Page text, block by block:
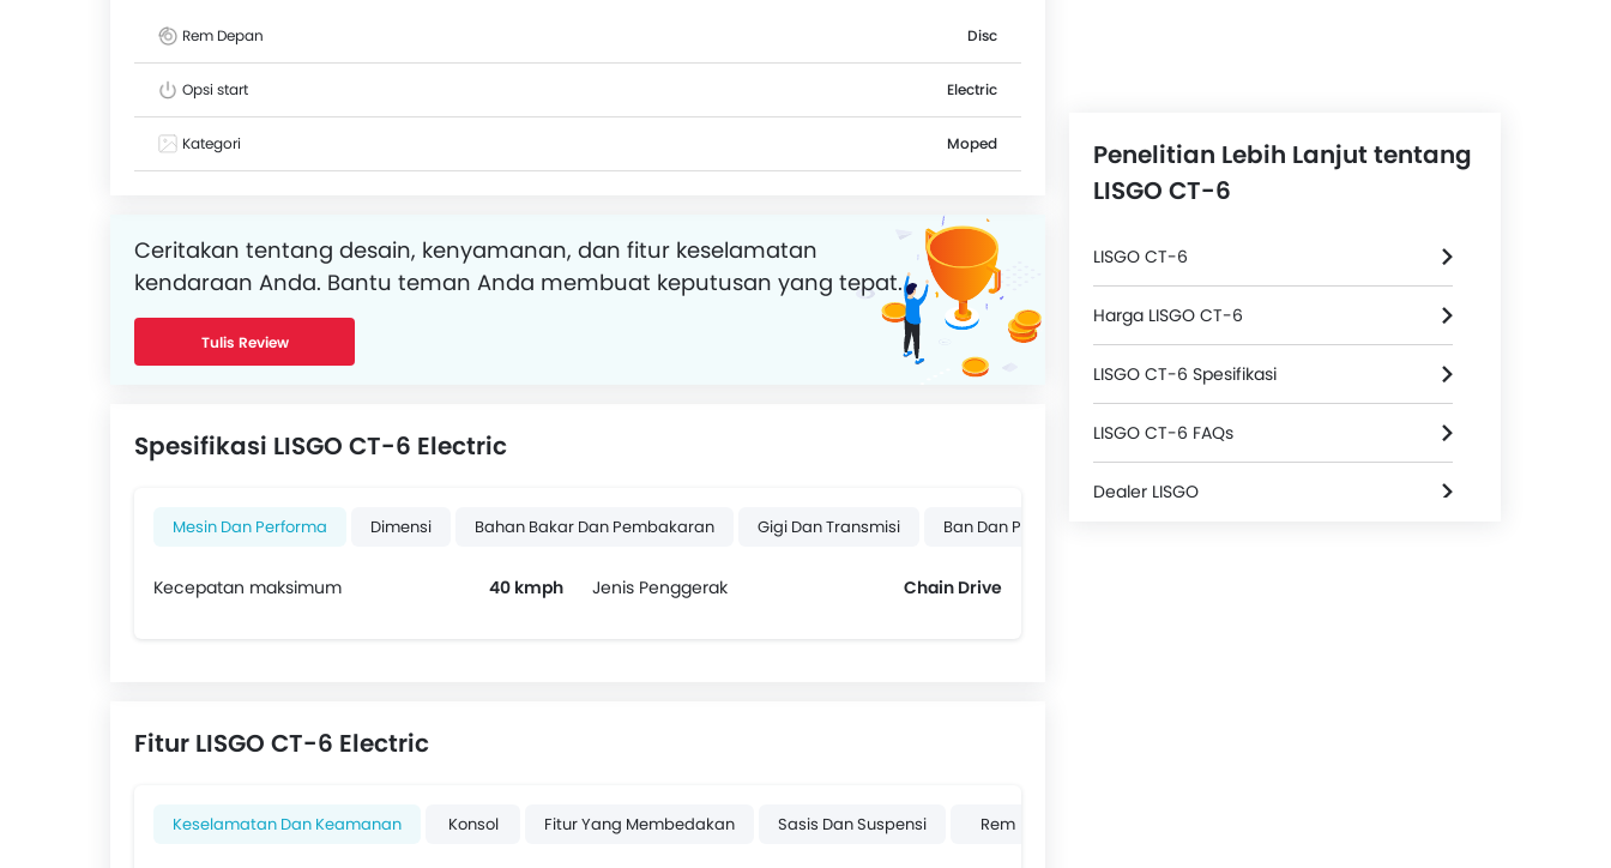
Rem Depan Disc
Opsi start Electric
Kategori Moped
Ceritakan tentang desain, kenyamanan, dan fitur keselamatan
kendaraan Anda. Bantu teman Anda membuat keputusan yang tepat.
Tulis Review
Spesifikasi LISGO CT-6 Electric
Mesin Dan Performa Dimensi Bahan Bakar Dan Pembakaran Gigi Dan Transmisi Ban Dan Pelek
Kecepatan maksimum 40 kmph Jenis Penggerak Chain Drive
Fitur LISGO CT-6 Electric
Keselamatan Dan Keamanan Konsol Fitur Yang Membedakan Sasis Dan Suspensi Rem
Penelitian Lebih Lanjut tentang
LISGO CT-6
LISGO CT-6
Harga LISGO CT-6
LISGO CT-6 Spesifikasi
LISGO CT-6 FAQs
Dealer LISGO